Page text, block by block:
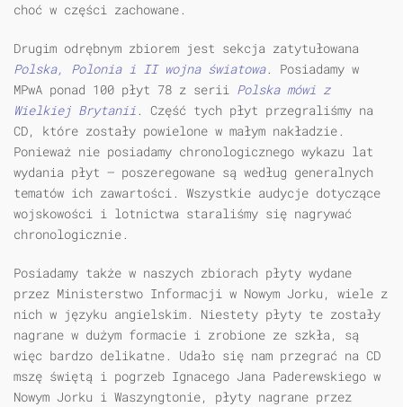
choć w części zachowane.
Drugim odrębnym zbiorem jest sekcja zatytułowana
Polska, Polonia i II wojna światowa. Posiadamy w
MPwA ponad 100 płyt 78 z serii Polska mówi z
Wielkiej Brytanii. Część tych płyt przegraliśmy na
CD, które zostały powielone w małym nakładzie.
Ponieważ nie posiadamy chronologicznego wykazu lat
wydania płyt — poszeregowane są według generalnych
tematów ich zawartości. Wszystkie audycje dotyczące
wojskowości i lotnictwa staraliśmy się nagrywać
chronologicznie.
Posiadamy także w naszych zbiorach płyty wydane
przez Ministerstwo Informacji w Nowym Jorku, wiele z
nich w języku angielskim. Niestety płyty te zostały
nagrane w dużym formacie i zrobione ze szkła, są
więc bardzo delikatne. Udało się nam przegrać na CD
mszę świętą i pogrzeb Ignacego Jana Paderewskiego w
Nowym Jorku i Waszyngtonie, płyty nagrane przez